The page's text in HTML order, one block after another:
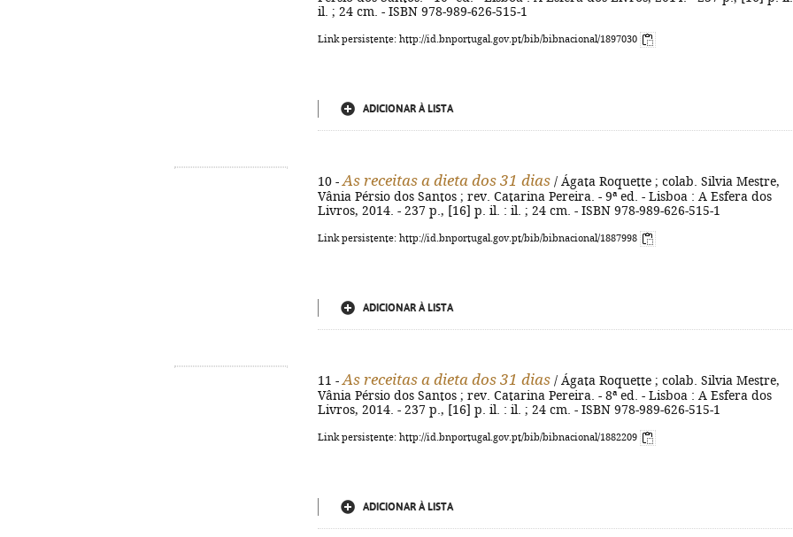
il. ; 24 cm. - ISBN 978-989-626-515-1
Link persistente: http://id.bnportugal.gov.pt/bib/bibnacional/1897030
ADICIONAR À LISTA
10 - As receitas a dieta dos 31 dias / Ágata Roquette ; colab. Silvia Mestre,
Vânia Pérsio dos Santos ; rev. Catarina Pereira. - 9ª ed. - Lisboa : A Esfera dos
Livros, 2014. - 237 p., [16] p. il. : il. ; 24 cm. - ISBN 978-989-626-515-1
Link persistente: http://id.bnportugal.gov.pt/bib/bibnacional/1887998
ADICIONAR À LISTA
11 - As receitas a dieta dos 31 dias / Ágata Roquette ; colab. Silvia Mestre,
Vânia Pérsio dos Santos ; rev. Catarina Pereira. - 8ª ed. - Lisboa : A Esfera dos
Livros, 2014. - 237 p., [16] p. il. : il. ; 24 cm. - ISBN 978-989-626-515-1
Link persistente: http://id.bnportugal.gov.pt/bib/bibnacional/1882209
ADICIONAR À LISTA